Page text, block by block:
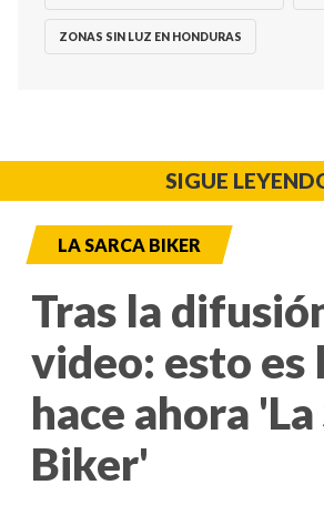
ZONAS SIN LUZ EN HONDURAS
SIGUE
LA SARCA BIKER
Tras la
video: esto es
hace ahora 'La
Biker'